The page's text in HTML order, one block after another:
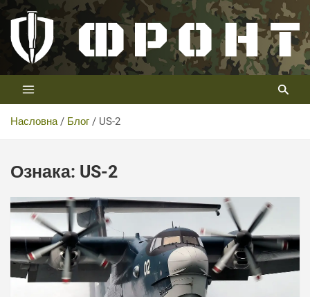
Скип
цонтент
Телевизија ФРОНТ
Први војни канал у Србији
Насловна Блог US-2
Ознака: US-2